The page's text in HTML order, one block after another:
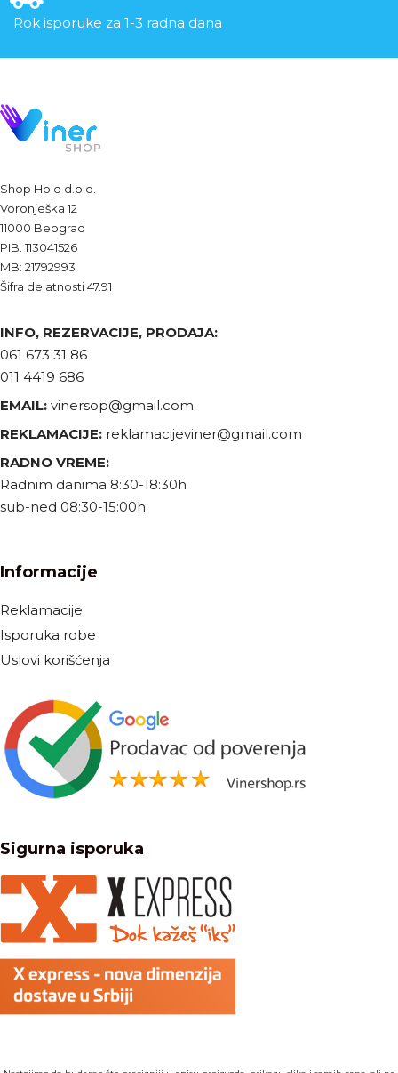
Rok isporuke za 1-3 radna dana
Shop Hold d.o.o.
Voronješka 12
11000 Beograd
PIB: 113041526
MB: 21792993
Šifra delatnosti 47.91
INFO, REZERVACIJE, PRODAJA:
061 673 31 86
011 4419 686
EMAIL: vinersop@gmail.com
REKLAMACIJE: reklamacijeviner@gmail.com
RADNO VREME:
Radnim danima 8:30-18:30h
sub-ned 08:30-15:00h
Informacije
Reklamacije
Isporuka robe
Uslovi korišćenja
Sigurna isporuka